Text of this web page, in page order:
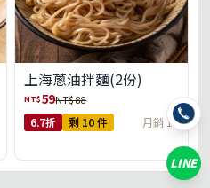
上海蔥油拌麵(2份)
NT$59NT$ 88
6.7折 剩 10 件 月銷 18
LINE